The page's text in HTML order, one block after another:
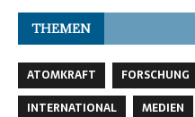
THEMEN
ATOMKRAFT FORSCHUNG
INTERNATIONAL
MEDIEN